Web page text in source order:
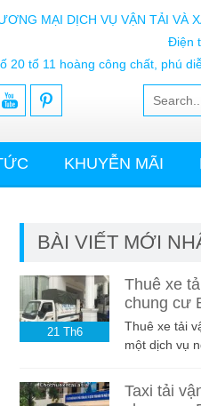
MẠI DỊCH VỤ VẬN TẢI VÀ
Điện
20 tổ 11 hoàng công chất, phú
KHUYỄN MÃI
BÀI VIẾT MỚI
21 Th6
Thuê xe
chung cư
Thuê xe tải
một dịch vụ
Taxi tải